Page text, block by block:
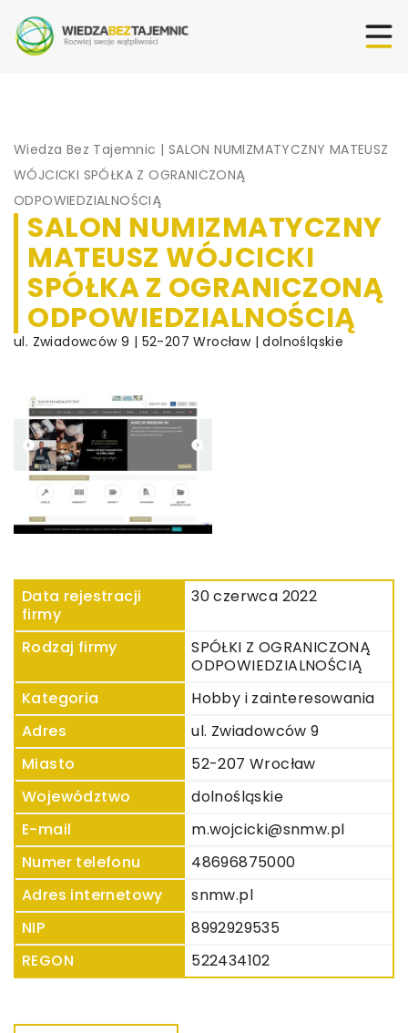
Wiedza Bez Tajemnic | SALON NUMIZMATYCZNY MATEUSZ
WÓJCICKI SPÓŁKA Z OGRANICZONĄ
ODPOWIEDZIALNOŚCIĄ
SALON NUMIZMATYCZNY
MATEUSZ WÓJCICKI
SPÓŁKA Z OGRANICZONĄ
ODPOWIEDZIALNOŚCIĄ
ul. Zwiadowców 9 | 52-207 Wrocław | dolnośląskie
Data rejestracji
firmy
30 czerwca 2022
Rodzaj firmy
SPÓŁKI Z OGRANICZONĄ
ODPOWIEDZIALNOŚCIĄ
Kategoria
Hobby i zainteresowania
Adres
ul. Zwiadowców 9
Miasto
52-207 Wrocław
Województwo
dolnośląskie
E-mail
m.wojcicki@snmw.pl
Numer telefonu
48696875000
Adres internetowy
snmw.pl
NIP
8992929535
REGON
522434102